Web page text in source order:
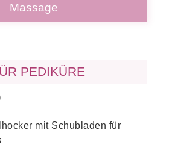
Massage
PEDIKÜRE
mit Schubladen für